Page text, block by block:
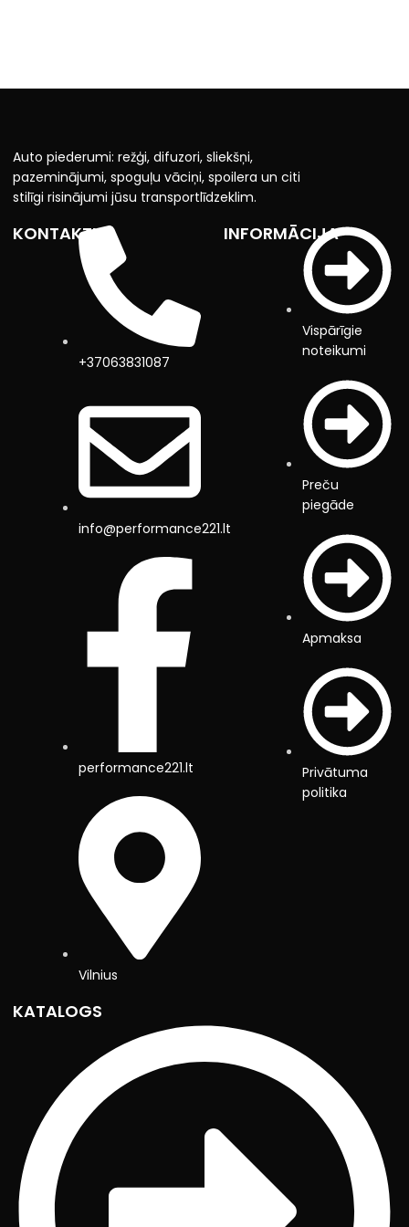
Auto piederumi: režģi, difuzori, sliekšņi,
pazeminājumi, spoguļu vāciņi, spoilera un citi
stilīgi risinājumi jūsu transportlīdzeklim.
KONTAKTI
+37063831087
info@performance221.lt
performance221.lt
Vilnius
INFORMĀCIJA
Vispārīgie
noteikumi
Preču
piegāde
Apmaksa
Privātuma
politika
KATALOGS